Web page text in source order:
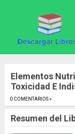
Elementos
Toxicidad E
0 COMENTARIOS ».
Resumen del